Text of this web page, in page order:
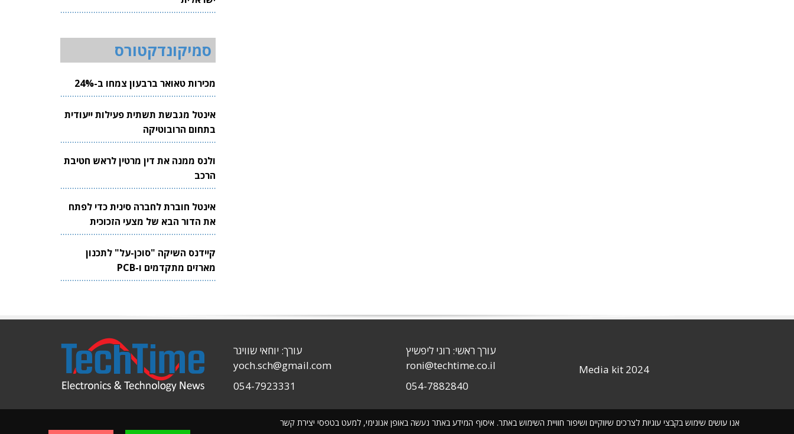
סמיקונדקטורס
מכירות טאואר ברבעון צמחו ב-24%
אינטל מגבשת תשתית פעילות ייעודית
בתחום הרובוטיקה
ולנס ממנה את דין מרטין לראש חטיבת
הרכב
אינטל חוברת לחברה סינית כדי לפתח
את הדור הבא של מצעי הזכוכית
לשבבים
קיידנס השיקה "סוכן-על" לתכנון
מארזים מתקדמים ו-PCB
אנו עושים שימוש בקבצי עוגיות לצרכים שיווקיים ושיפור חוויית השימוש באתר. איסוף המידע באתר נעשה באופן אנונימי, למעט בטפסי יצירת קשר
Media kit 2024
עורך ראשי: רוני ליפשיץ
roni@techtime.co.il
054-7882840
עורך: יוחאי שוויגר
yoch.sch@gmail.com
054-7923331